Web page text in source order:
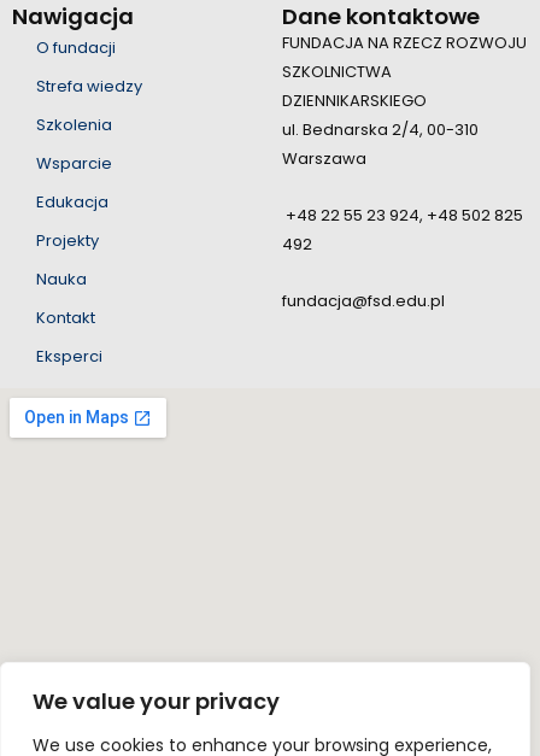
We value your privacy
We use cookies to enhance your browsing experience,
Nawigacja
O fundacji
Strefa wiedzy
Szkolenia
Wsparcie
Edukacja
Projekty
Nauka
Kontakt
Eksperci
Dane kontaktowe
FUNDACJA NA RZECZ ROZWOJU
SZKOLNICTWA
DZIENNIKARSKIEGO
ul. Bednarska 2/4, 00-310
Warszawa
+48 22 55 23 924, +48 502 825
492
fundacja@fsd.edu.pl